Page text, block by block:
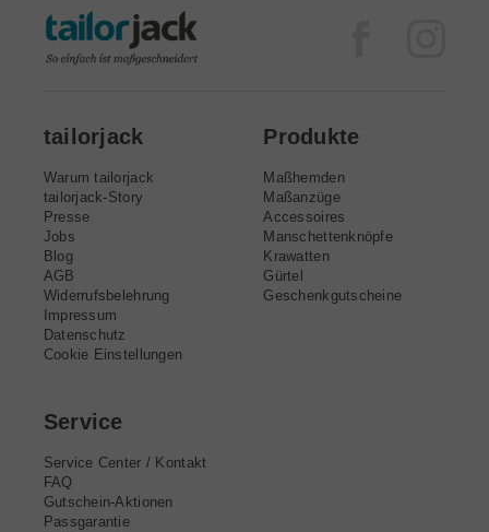
tailorjack
Warum tailorjack
tailorjack-Story
Presse
Jobs
Blog
AGB
Widerrufsbelehrung
Impressum
Datenschutz
Cookie Einstellungen
Produkte
Maßhemden
Maßanzüge
Accessoires
Manschettenknöpfe
Krawatten
Gürtel
Geschenkgutscheine
Service
Service Center / Kontakt
FAQ
Gutschein-Aktionen
Passgarantie